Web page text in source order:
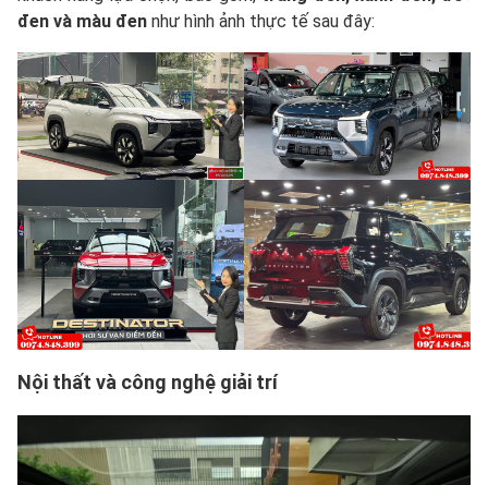
đen và màu đen như hình ảnh thực tế sau đây:
Nội thất và công nghệ giải trí